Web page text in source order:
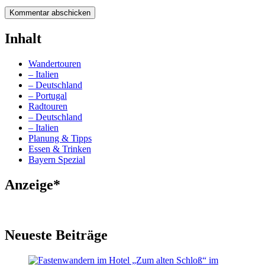
Inhalt
Wandertouren
– Italien
– Deutschland
– Portugal
Radtouren
– Deutschland
– Italien
Planung & Tipps
Essen & Trinken
Bayern Spezial
Anzeige*
Neueste Beiträge